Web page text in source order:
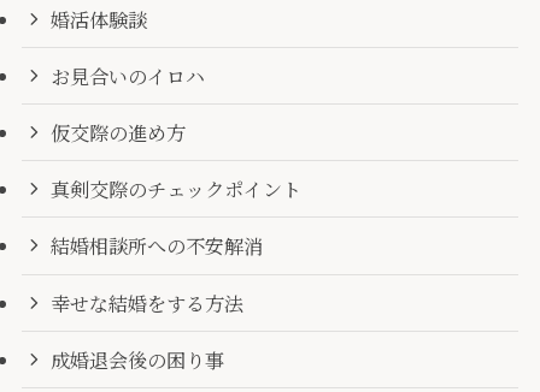
婚活体験談
お見合いのイロハ
仮交際の進め方
真剣交際のチェックポイント
結婚相談所への不安解消
幸せな結婚をする方法
成婚退会後の困り事